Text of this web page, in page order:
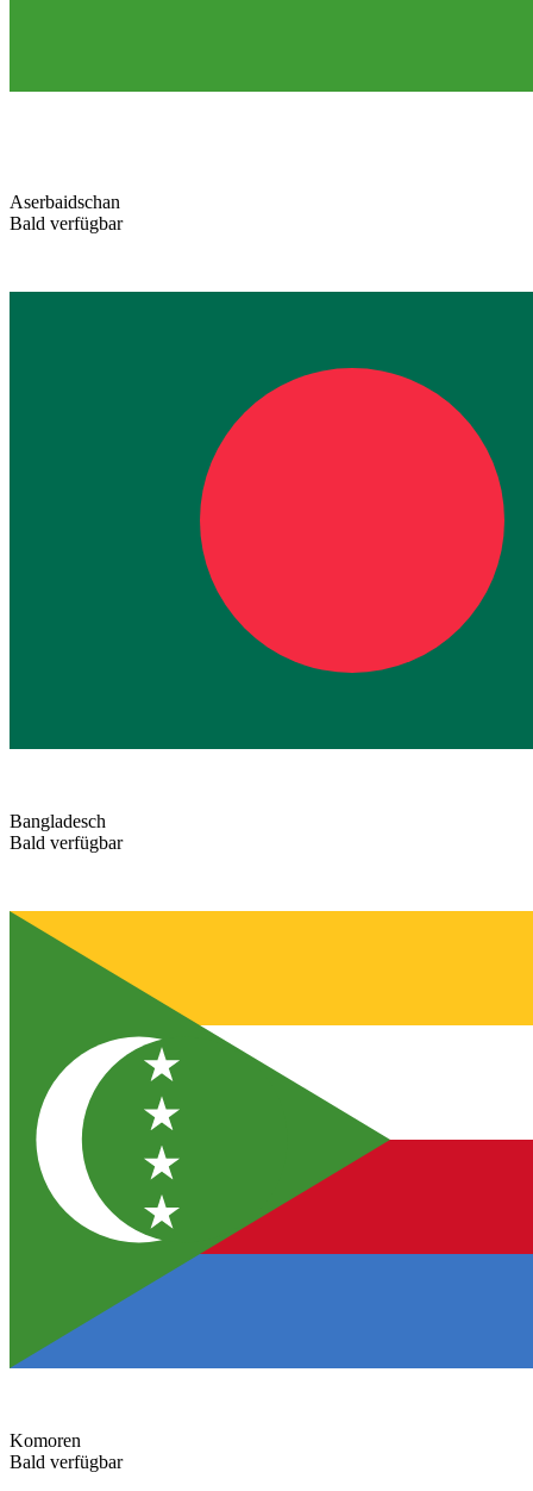
Aserbaidschan
Bald verfügbar
Bangladesch
Bald verfügbar
Komoren
Bald verfügbar